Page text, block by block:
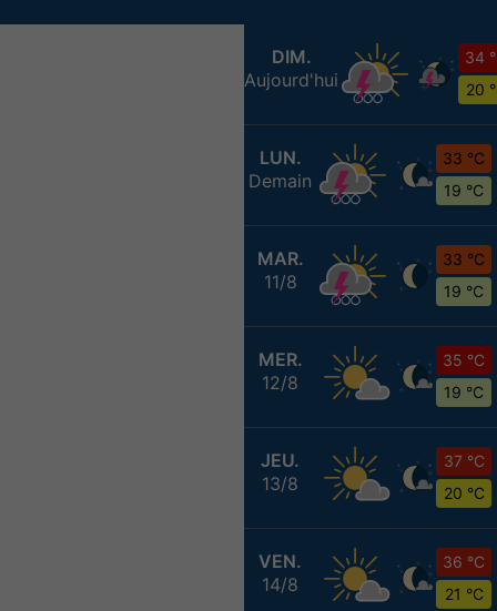
DIM.
Aujourd'hui
34
20
LUN.
Demain
33 °C
19 °C
MAR.
11/8
33 °C
19 °C
MER.
12/8
35 °C
19 °C
JEU.
13/8
37 °C
20 °C
VEN.
14/8
36 °C
21 °C